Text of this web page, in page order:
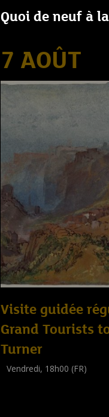
Quoi de neuf à
7 AOÛT
Visite guidée
Grand Tourists
Turner
Vendredi, 18h00 (FR)